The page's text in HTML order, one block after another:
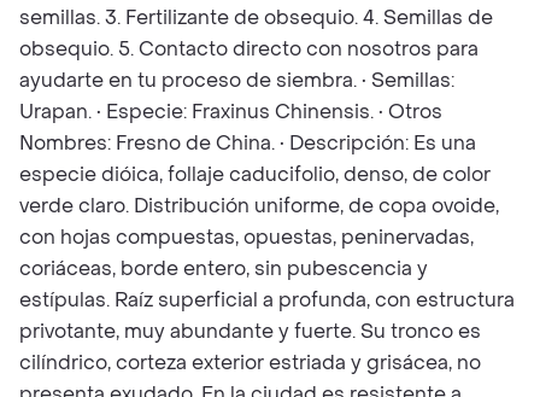
semillas. 3. Fertilizante de obsequio. 4. Semillas de
obsequio. 5. Contacto directo con nosotros para
ayudarte en tu proceso de siembra. • Semillas:
Urapan. • Especie: Fraxinus Chinensis. • Otros
Nombres: Fresno de China. • Descripción: Es una
especie dióica, follaje caducifolio, denso, de color
verde claro. Distribución uniforme, de copa ovoide,
con hojas compuestas, opuestas, peninervadas,
coriáceas, borde entero, sin pubescencia y
estípulas. Raíz superficial a profunda, con estructura
privotante, muy abundante y fuerte. Su tronco es
cilíndrico, corteza exterior estriada y grisácea, no